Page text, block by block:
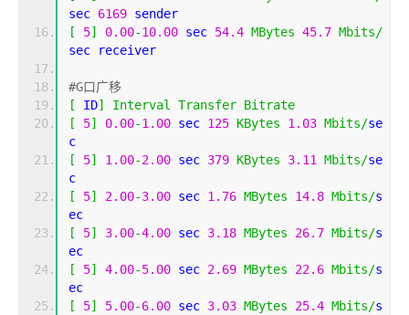
sec 6169 sender
[
5] 0.00-10.00 sec 54.4 MBytes 45.7 Mbits/
sec receiver
#G口广移
[
ID] Interval Transfer Bitrate
[
5] 0.00-1.00 sec 125 KBytes 1.03 Mbits/se
c
[
5] 1.00-2.00 sec 379 KBytes 3.11 Mbits/se
c
[
5] 2.00-3.00 sec 1.76 MBytes 14.8 Mbits/s
ec
[
5] 3.00-4.00 sec 3.18 MBytes 26.7 Mbits/s
ec
[
5] 4.00-5.00 sec 2.69 MBytes 22.6 Mbits/s
ec
[
5] 5.00-6.00 sec 3.03 MBytes 25.4 Mbits/s